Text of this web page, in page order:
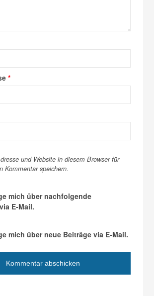
*
und Website in diesem Browser für
Kommentar speichern.
mich über nachfolgende
E-Mail.
mich über neue Beiträge via E-Mail.